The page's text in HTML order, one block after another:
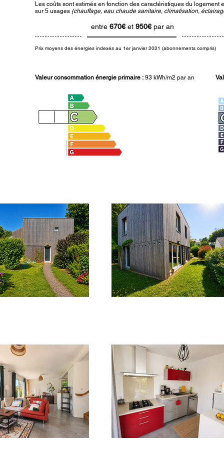
Les coûts sont estimés en fonction des caractéristiques du logement
sur 5 usages (chauffage, eau chaude sanitaire, climatisation,
entre 670€et 950€par an
Prix moyens des énergies indexés au 1er janvier 2021 (abonnements compris)
Valeur consommation énergie primaire : 93 kWh/m2 par an